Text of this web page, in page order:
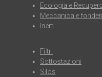
Ecologia e
Meccanica e
Inerti
Filtri
Sottostazioni
Silos